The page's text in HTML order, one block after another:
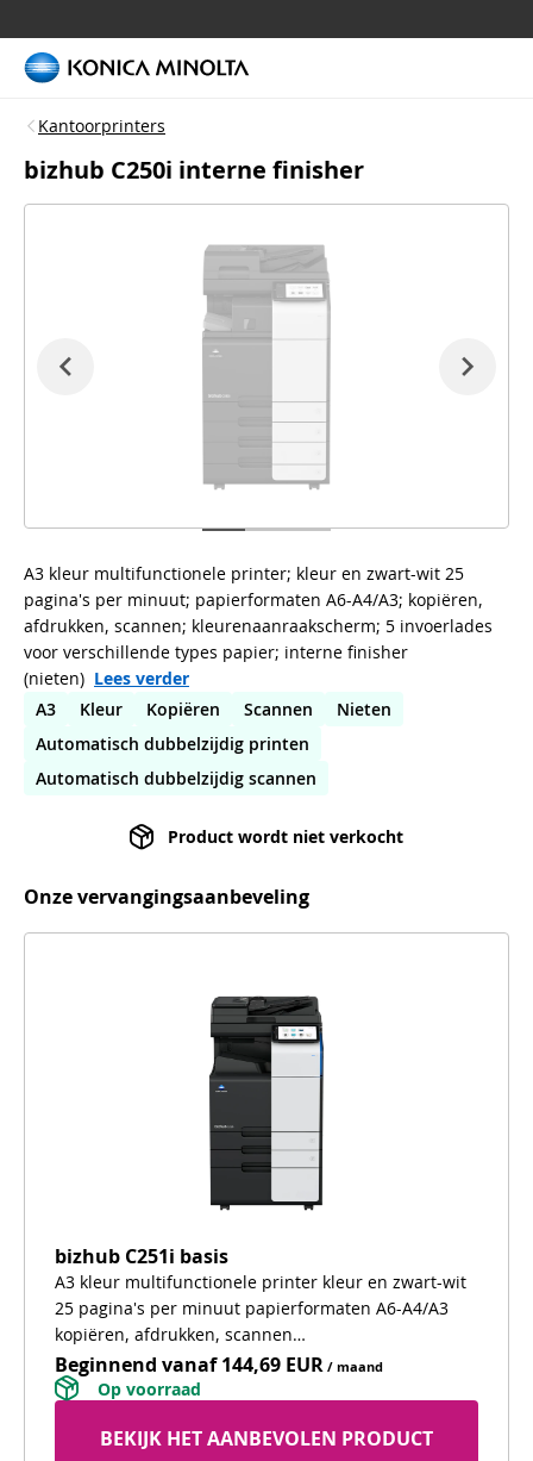
Kantoorprinters
bizhub C250i interne finisher
A3 kleur multifunctionele printer; kleur en zwart-wit 25
pagina's per minuut; papierformaten A6-A4/A3; kopiëren,
afdrukken, scannen; kleurenaanraakscherm; 5 invoerlades
voor verschillende types papier; interne finisher
(nieten) Lees verder
A3
Kleur Kopiëren Scannen
Nieten
Automatisch dubbelzijdig printen
Automatisch dubbelzijdig scannen
Product wordt niet verkocht
Onze vervangingsaanbeveling
bizhub C251i basis
A3 kleur multifunctionele printer kleur en zwart-wit
25 pagina's per minuut papierformaten A6-A4/A3
kopiëren, afdrukken, scannen
kleurenaanraakscherm 3 invoerlades voor
verschillende types papier onderzetkast voor
Beginnend vanaf 144,69 EUR / maand
Op voorraad
BEKIJK HET AANBEVOLEN PRODUCT